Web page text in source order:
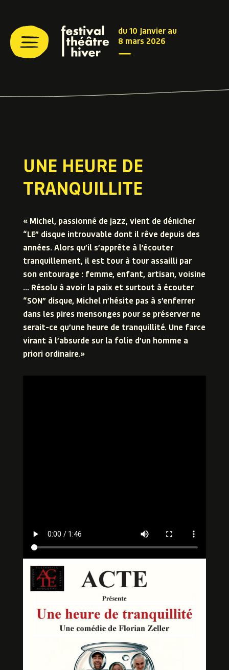
du 10 Janvier au
8 mars 2026
UNE HEURE DE
TRANQUILLITE
« Michel, passionné de jazz, vient de dénicher
“LE” disque introuvable dont il rêve depuis des
années. Alors qu’il s’apprête à l’écouter
tranquillement, il est tour à tour assailli par
son entourage : femme, enfant, artisan, voisine
… Résolu à avoir la paix et surtout à écouter
“SON” disque, Michel n’hésite pas à s’enferrer
dans les pires mensonges pour se préserver ne
serait-ce qu’une heure de tranquillité. Une farce
virant à l’absurde sur la folie d’un homme a
priori ordinaire.»